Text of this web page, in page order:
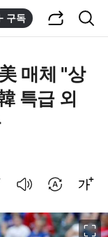
구독
매체 "상
특급 외